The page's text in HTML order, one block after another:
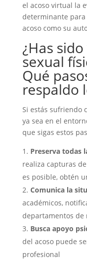
el acoso virtual la
determinante
acoso como su
¿Has
sexual
Qué
respaldo
Si estás sufriendo
ya sea en el
que sigas estos
Preserva todas
realiza capturas
es posible, obtén
Comunica la
académicos,
departamentos de
Busca apoyo
del acoso puede
profesional